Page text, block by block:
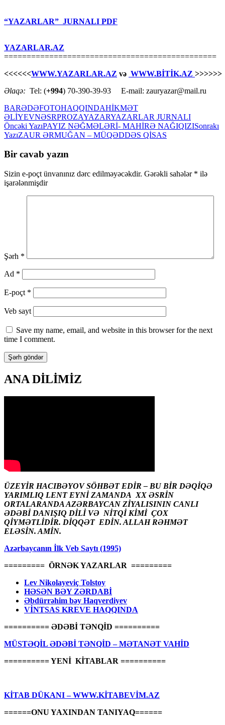
“YAZARLAR” JURNALI PDF
YAZARLAR.AZ
===============================================
<<<<<<WWW.YAZARLAR.AZ və WWW.BİTİK.AZ >>>>>>
Əlaqə: Tel: (+994) 70-390-39-93 E-mail: zauryazar@mail.ru
BARƏDƏFOTOHAQQINDAHİKMƏT
ƏLİYEVNƏSRPROZAYAZARYAZARLAR JURNALI
Yazılar
üzrə
naviqasiya
Öncəki YazıPAYIZ NƏĞMƏLƏRİ- MAHİRƏ NAĞIQIZISonrakı
YazıZAUR ƏRMUĞAN – MÜQƏDDƏS QİSAS
Bir cavab yazın
Sizin e-poçt ünvanınız dərc edilməyəcəkdir. Gərəkli sahələr * ilə
işarələnmişdir
Şərh *
Ad *
E-poçt *
Veb sayt
Save my name, email, and website in this browser for the next
time I comment.
ANA DİLİMİZ
ÜZEYİR HACIBƏYOV SÖHBƏT EDİR – BU BİR DƏQİQƏ
YARIMLIQ LENT EYNİ ZAMANDA XX ƏSRİN
ORTALARANDA AZƏRBAYCAN ZİYALISININ CANLI
ƏDƏBİ DANIŞIQ DİLİ VƏ NİTQİ KİMİ ÇOX
QİYMƏTLİDİR. DİQQƏT EDİN. ALLAH RƏHMƏT
ELƏSİN. AMİN.
Azərbaycanın İlk Veb Saytı (1995)
========= ÖRNƏK YAZARLAR =========
Lev Nikolayeviç Tolstoy
HƏSƏN BƏY ZƏRDABİ
Əbdürrəhim bəy Haqverdiyev
VİNTSAS KREVE HAQQINDA
========== ƏDƏBİ TƏNQİD ==========
MÜSTƏQİL ƏDƏBİ TƏNQİD – MƏTANƏT VAHİD
========== YENİ KİTABLAR ==========
KİTAB DÜKANI – WWW.KİTABEVİM.AZ
======ONU YAXINDAN TANIYAQ======